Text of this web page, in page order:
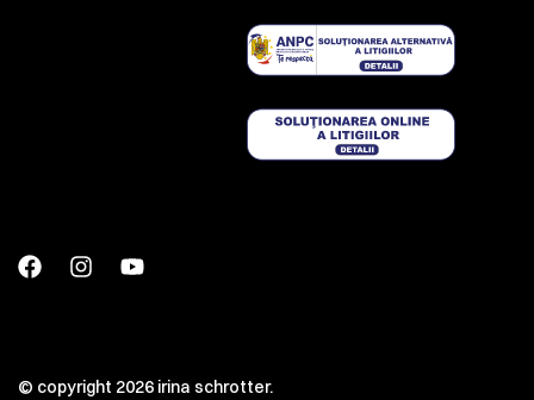
© copyright 2026 irina schrotter.